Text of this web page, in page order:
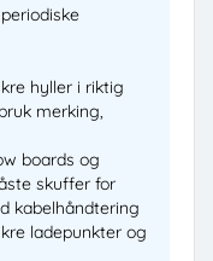
hyller i riktig
merking,
boards og
skuffer for
kabelhåndtering
ladepunkter og